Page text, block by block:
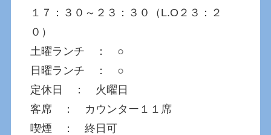
１７：３０～２３：３０（L.O２３：２
０）
土曜ランチ ： ○
日曜ランチ ： ○
定休日 ： 火曜日
客席 ： カウンター１１席
喫煙 ： 終日可